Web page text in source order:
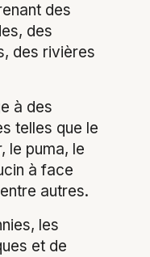
des
des
des rivières
à des
telles que le
le puma, le
à face
autres.
les
et de